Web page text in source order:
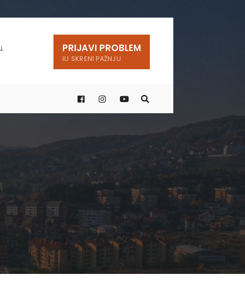
PRIJAVI PROBLEM
ILI SKRENI PAŽNJU